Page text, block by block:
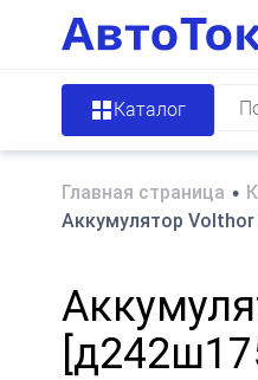
Каталог
Главная страница •
Аккумулятор